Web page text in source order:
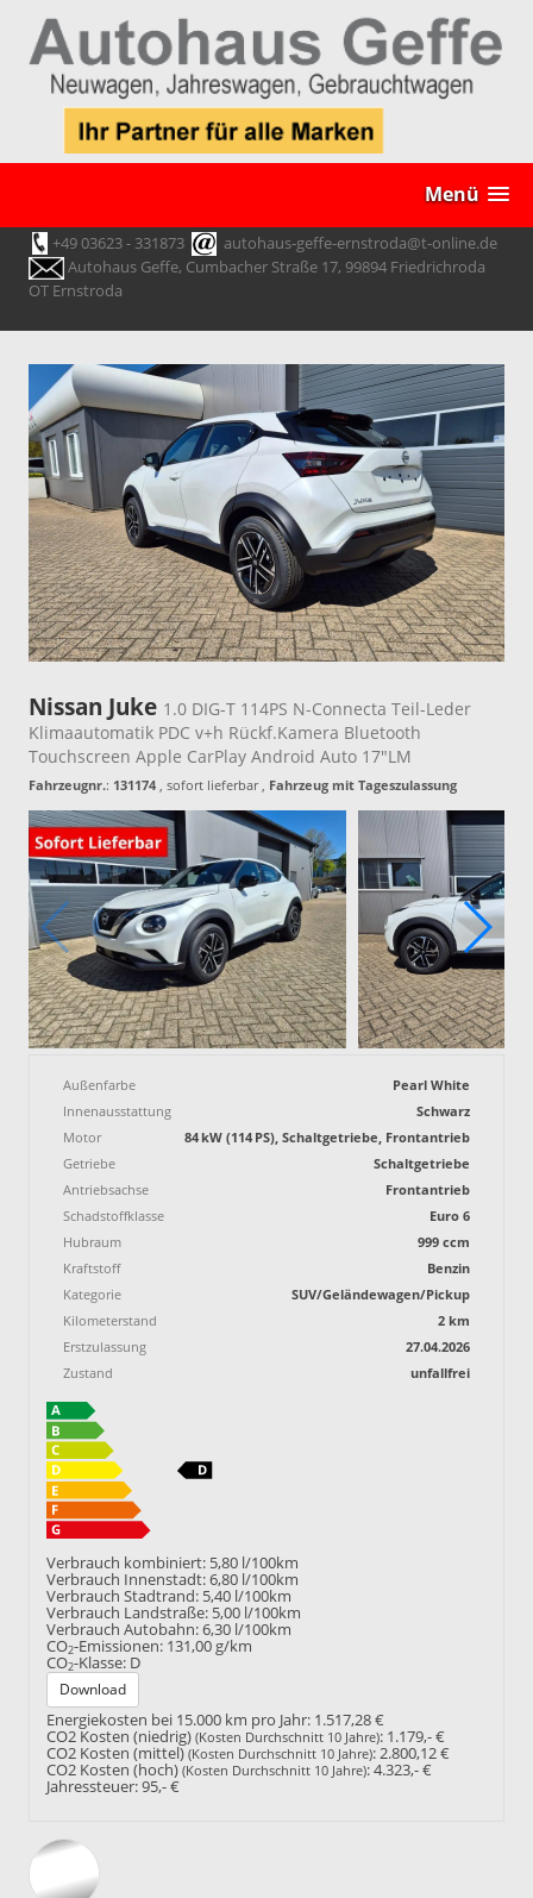
Menü
+49 03623 - 331873
autohaus-geffe-ernstroda@t-online.de
Autohaus Geffe, Cumbacher Straße 17, 99894 Friedrichroda
OT Ernstroda
Nissan Juke 1.0 DIG-T 114PS N-Connecta Teil-Leder
Klimaautomatik PDC v+h Rückf.Kamera Bluetooth
Touchscreen Apple CarPlay Android Auto 17"LM
Fahrzeugnr.: 131174 , sofort lieferbar, Fahrzeug mit Tageszulassung
Außenfarbe
Pearl White
Innenausstattung
Schwarz
Motor
84 kW (114 PS), Schaltgetriebe, Frontantrieb
Getriebe
Schaltgetriebe
Antriebsachse
Frontantrieb
Schadstoffklasse
Euro 6
Hubraum
999 ccm
Kraftstoff
Benzin
Kategorie
SUV/Geländewagen/Pickup
Kilometerstand
2 km
Erstzulassung
27.04.2026
Zustand
unfallfrei
Verbrauch kombiniert: 5,80 l/100km
Verbrauch Innenstadt:6,80 l/100km
Verbrauch Stadtrand: 5,40 l/100km
Verbrauch Landstraße: 5,00 l/100km
Verbrauch Autobahn:6,30 l/100km
CO2-Emissionen: 131,00 g/km
CO2-Klasse: D
Download
Energiekosten bei 15.000 km pro Jahr: 1.517,28 €
CO2 Kosten (niedrig) (Kosten Durchschnitt 10 Jahre): 1.179,- €
CO2 Kosten (mittel) (Kosten Durchschnitt 10 Jahre):2.800,12 €
CO2 Kosten (hoch) (Kosten Durchschnitt 10 Jahre):4.323,- €
Jahressteuer:95,- €